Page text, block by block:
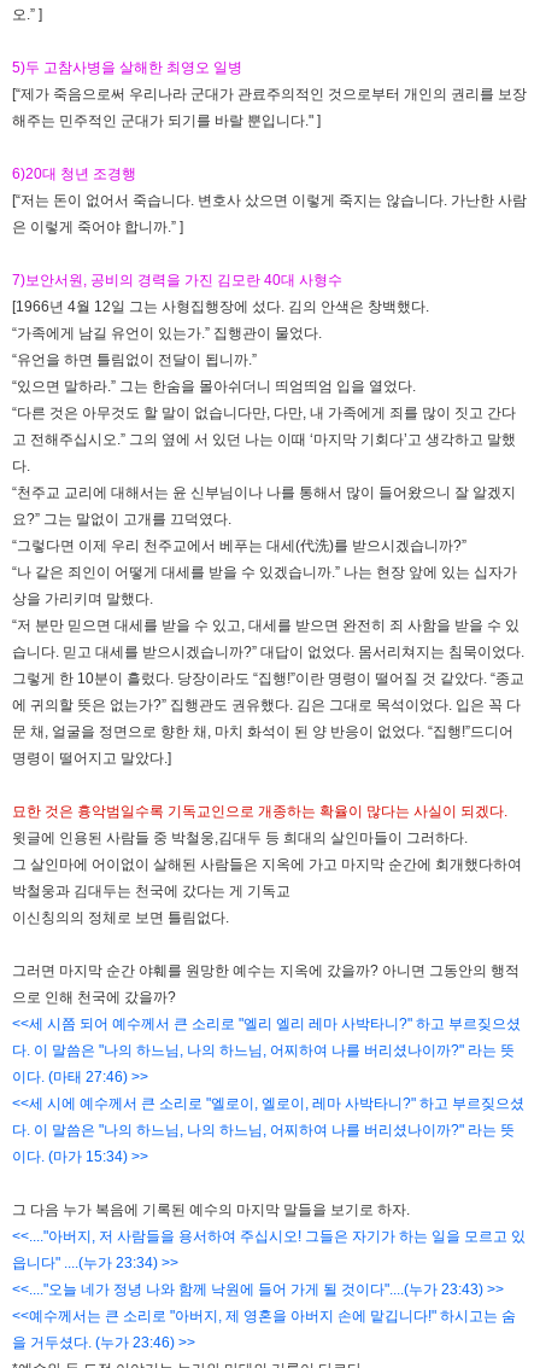
오.” ]
5)두 고참사병을 살해한 최영오 일병
[“제가 죽음으로써 우리나라 군대가 관료주의적인 것으로부터 개인의 권리를 보장
해주는 민주적인 군대가 되기를 바랄 뿐입니다." ]
6)20대 청년 조경행
[“저는 돈이 없어서 죽습니다. 변호사 샀으면 이렇게 죽지는 않습니다. 가난한 사람
은 이렇게 죽어야 합니까.” ]
7)보안서원, 공비의 경력을 가진 김모란 40대 사형수
[1966년 4월 12일 그는 사형집행장에 섰다. 김의 안색은 창백했다.
“가족에게 남길 유언이 있는가.” 집행관이 물었다.
“유언을 하면 틀림없이 전달이 됩니까.”
“있으면 말하라.” 그는 한숨을 몰아쉬더니 띄엄띄엄 입을 열었다.
“다른 것은 아무것도 할 말이 없습니다만, 다만, 내 가족에게 죄를 많이 짓고 간다
고 전해주십시오.” 그의 옆에 서 있던 나는 이때 ‘마지막 기회다’고 생각하고 말했
다.
“천주교 교리에 대해서는 윤 신부님이나 나를 통해서 많이 들어왔으니 잘 알겠지
요?” 그는 말없이 고개를 끄덕였다.
“그렇다면 이제 우리 천주교에서 베푸는 대세(代洗)를 받으시겠습니까?”
“나 같은 죄인이 어떻게 대세를 받을 수 있겠습니까.” 나는 현장 앞에 있는 십자가
상을 가리키며 말했다.
“저 분만 믿으면 대세를 받을 수 있고, 대세를 받으면 완전히 죄 사함을 받을 수 있
습니다. 믿고 대세를 받으시겠습니까?” 대답이 없었다. 몸서리쳐지는 침묵이었다.
그렇게 한 10분이 흘렀다. 당장이라도 “집행!”이란 명령이 떨어질 것 같았다. “종교
에 귀의할 뜻은 없는가?” 집행관도 권유했다. 김은 그대로 목석이었다. 입은 꼭 다
문 채, 얼굴을 정면으로 향한 채, 마치 화석이 된 양 반응이 없었다. “집행!”드디어
명령이 떨어지고 말았다.]
묘한 것은 흉악범일수록 기독교인으로 개종하는 확율이 많다는 사실이 되겠다.
윗글에 인용된 사람들 중 박철웅,김대두 등 희대의 살인마들이 그러하다.
그 살인마에 어이없이 살해된 사람들은 지옥에 가고 마지막 순간에 회개했다하여
박철웅과 김대두는 천국에 갔다는 게 기독교
이신칭의의 정체로 보면 틀림없다.
그러면 마지막 순간 야훼를 원망한 예수는 지옥에 갔을까? 아니면 그동안의 행적
으로 인해 천국에 갔을까?
<<세 시쯤 되어 예수께서 큰 소리로 "엘리 엘리 레마 사박타니?" 하고 부르짖으셨
다. 이 말씀은 "나의 하느님, 나의 하느님, 어찌하여 나를 버리셨나이까?" 라는 뜻
이다. (마태 27:46) >>
<<세 시에 예수께서 큰 소리로 "엘로이, 엘로이, 레마 사박타니?" 하고 부르짖으셨
다. 이 말씀은 "나의 하느님, 나의 하느님, 어찌하여 나를 버리셨나이까?" 라는 뜻
이다. (마가 15:34) >>
그 다음 누가 복음에 기록된 예수의 마지막 말들을 보기로 하자.
<<...."아버지, 저 사람들을 용서하여 주십시오! 그들은 자기가 하는 일을 모르고 있
읍니다" ....(누가 23:34) >>
<<...."오늘 네가 정녕 나와 함께 낙원에 들어 가게 될 것이다"....(누가 23:43) >>
<<예수께서는 큰 소리로 "아버지, 제 영혼을 아버지 손에 맡깁니다!" 하시고는 숨
을 거두셨다. (누가 23:46) >>